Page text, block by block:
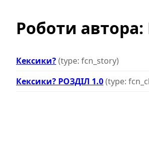
Роботи автора:
Кексики?(type: fcn_story)
Кексики? РОЗДІЛ 1.0(type: